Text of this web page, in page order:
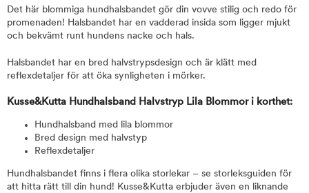
Det här blommiga hundhalsbandet gör din vovve stilig och redo för
promenaden! Halsbandet har en vadderad insida som ligger mjukt
och bekvämt runt hundens nacke och hals.
Halsbandet har en bred halvstrypsdesign och är klätt med
reflexdetaljer för att öka synligheten i mörker.
Kusse&Kutta Hundhalsband Halvstryp Lila Blommor i korthet:
Hundhalsband med lila blommor
Bred design med halvstyp
Reflexdetaljer
Hundhalsbandet finns i flera olika storlekar – se storleksguiden för
att hitta rätt till din hund! Kusse&Kutta erbjuder även en liknande